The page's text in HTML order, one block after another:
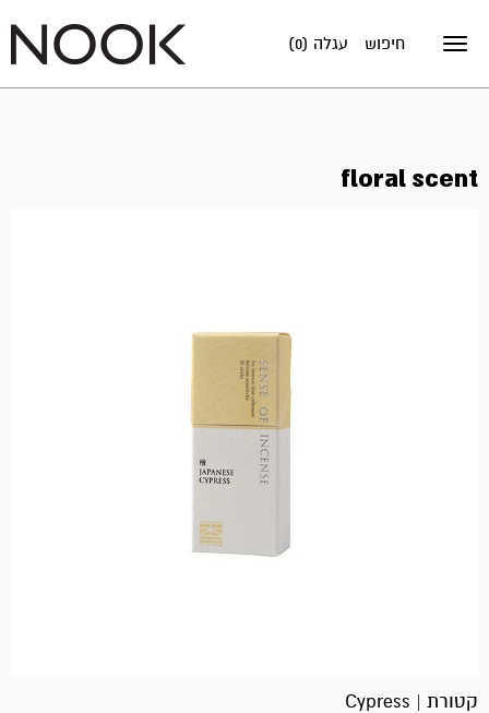
Toggle
עגלה (0) חיפוש
floral scent
קטורת | Cypress